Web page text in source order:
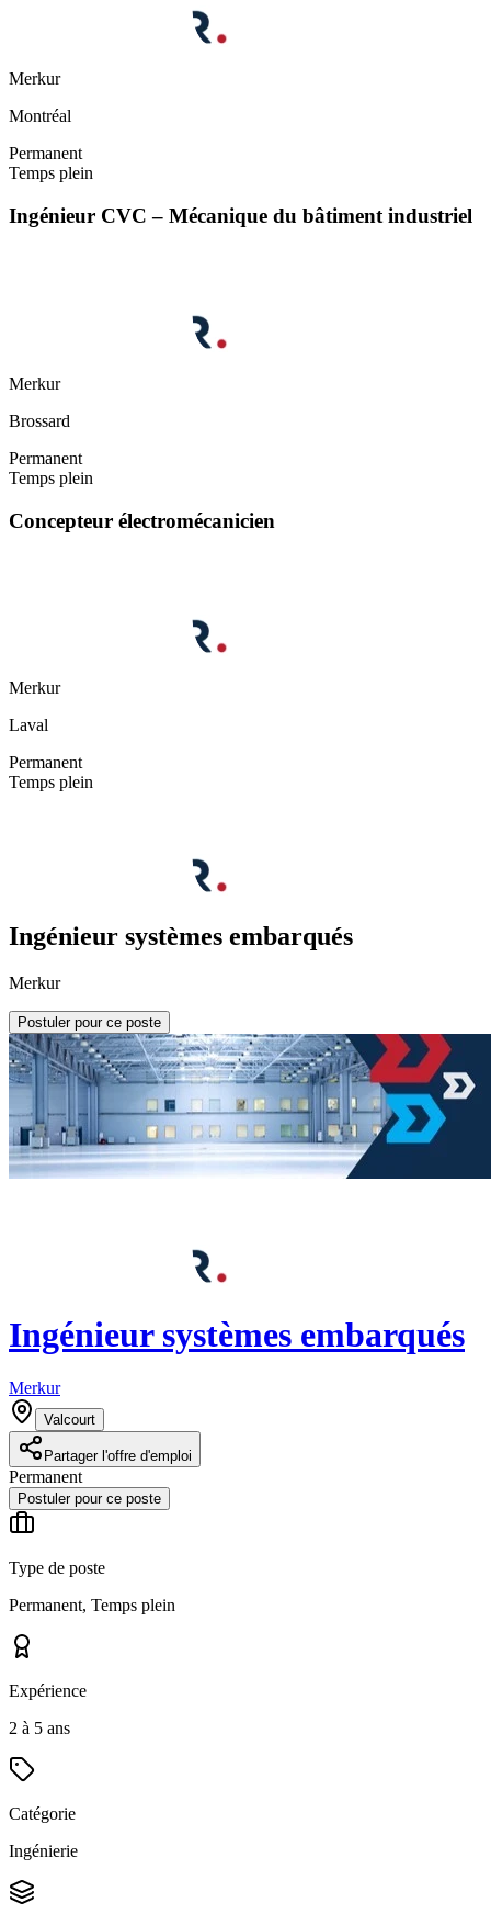
Merkur
Montréal
Permanent
Temps plein
Ingénieur CVC – Mécanique du bâtiment industriel
Merkur
Brossard
Permanent
Temps plein
Concepteur électromécanicien
Merkur
Laval
Permanent
Temps plein
Ingénieur systèmes embarqués
Merkur
Postuler pour ce poste
Ingénieur systèmes embarqués
Merkur
Valcourt
Partager l'offre d'emploi
Permanent
Postuler pour ce poste
Type de poste
Permanent, Temps plein
Expérience
2 à 5 ans
Catégorie
Ingénierie